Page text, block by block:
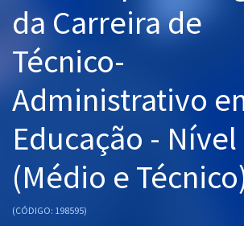
Aprovados
da Carreira de
Técnico-
Administrativo
Educação - Nível
(Médio e
(CÓDIGO: 198595)